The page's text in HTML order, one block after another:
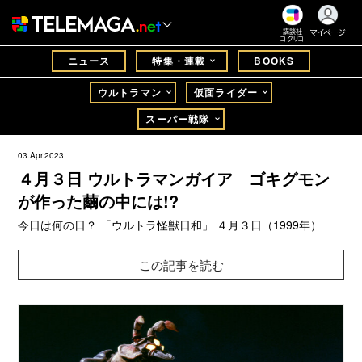
講談社
コクリコ
マイページ
ニュース 特集・連載 BOOKS
ウルトラマン
仮面ライダー
スーパー戦隊
03.Apr.2023
４月３日 ウルトラマンガイア ゴキグモン
が作った繭の中には!?
今日は何の日？ 「ウルトラ怪獣日和」 ４月３日（1999年）
この記事を読む